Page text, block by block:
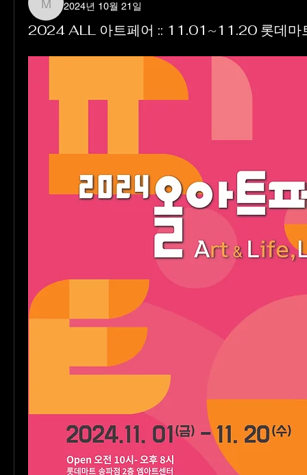
misullo2030
2024년 10월 21일
2024 ALL 아트페어 :: 11.01~11.20 롯데마